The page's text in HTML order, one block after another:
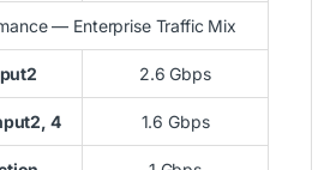
— Enterprise Traffic Mix
2.6 Gbps
4 1.6 Gbps